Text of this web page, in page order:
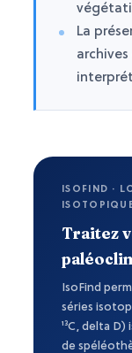
La
ISOFIND ·
Traitez
IsoFind
séries
¹³C, delta
de